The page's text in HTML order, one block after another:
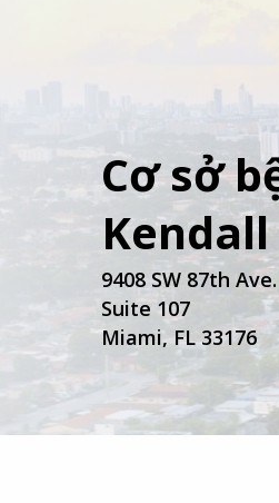
Cơ sở
Kendall
9408 SW 87th Ave.
Suite 107
Miami, FL 33176